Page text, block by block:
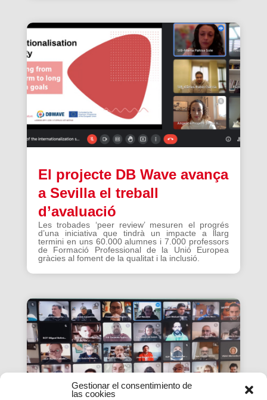
Gestionar el consentimiento de
las cookies
El projecte DB Wave avança
a Sevilla el treball
d’avaluació
Les trobades ‘peer review’ mesuren el progrés
d’una iniciativa que tindrà un impacte a llarg
termini en uns 60.000 alumnes i 7.000 professors
de Formació Professional de la Unió Europea
gràcies al foment de la qualitat i la inclusió.